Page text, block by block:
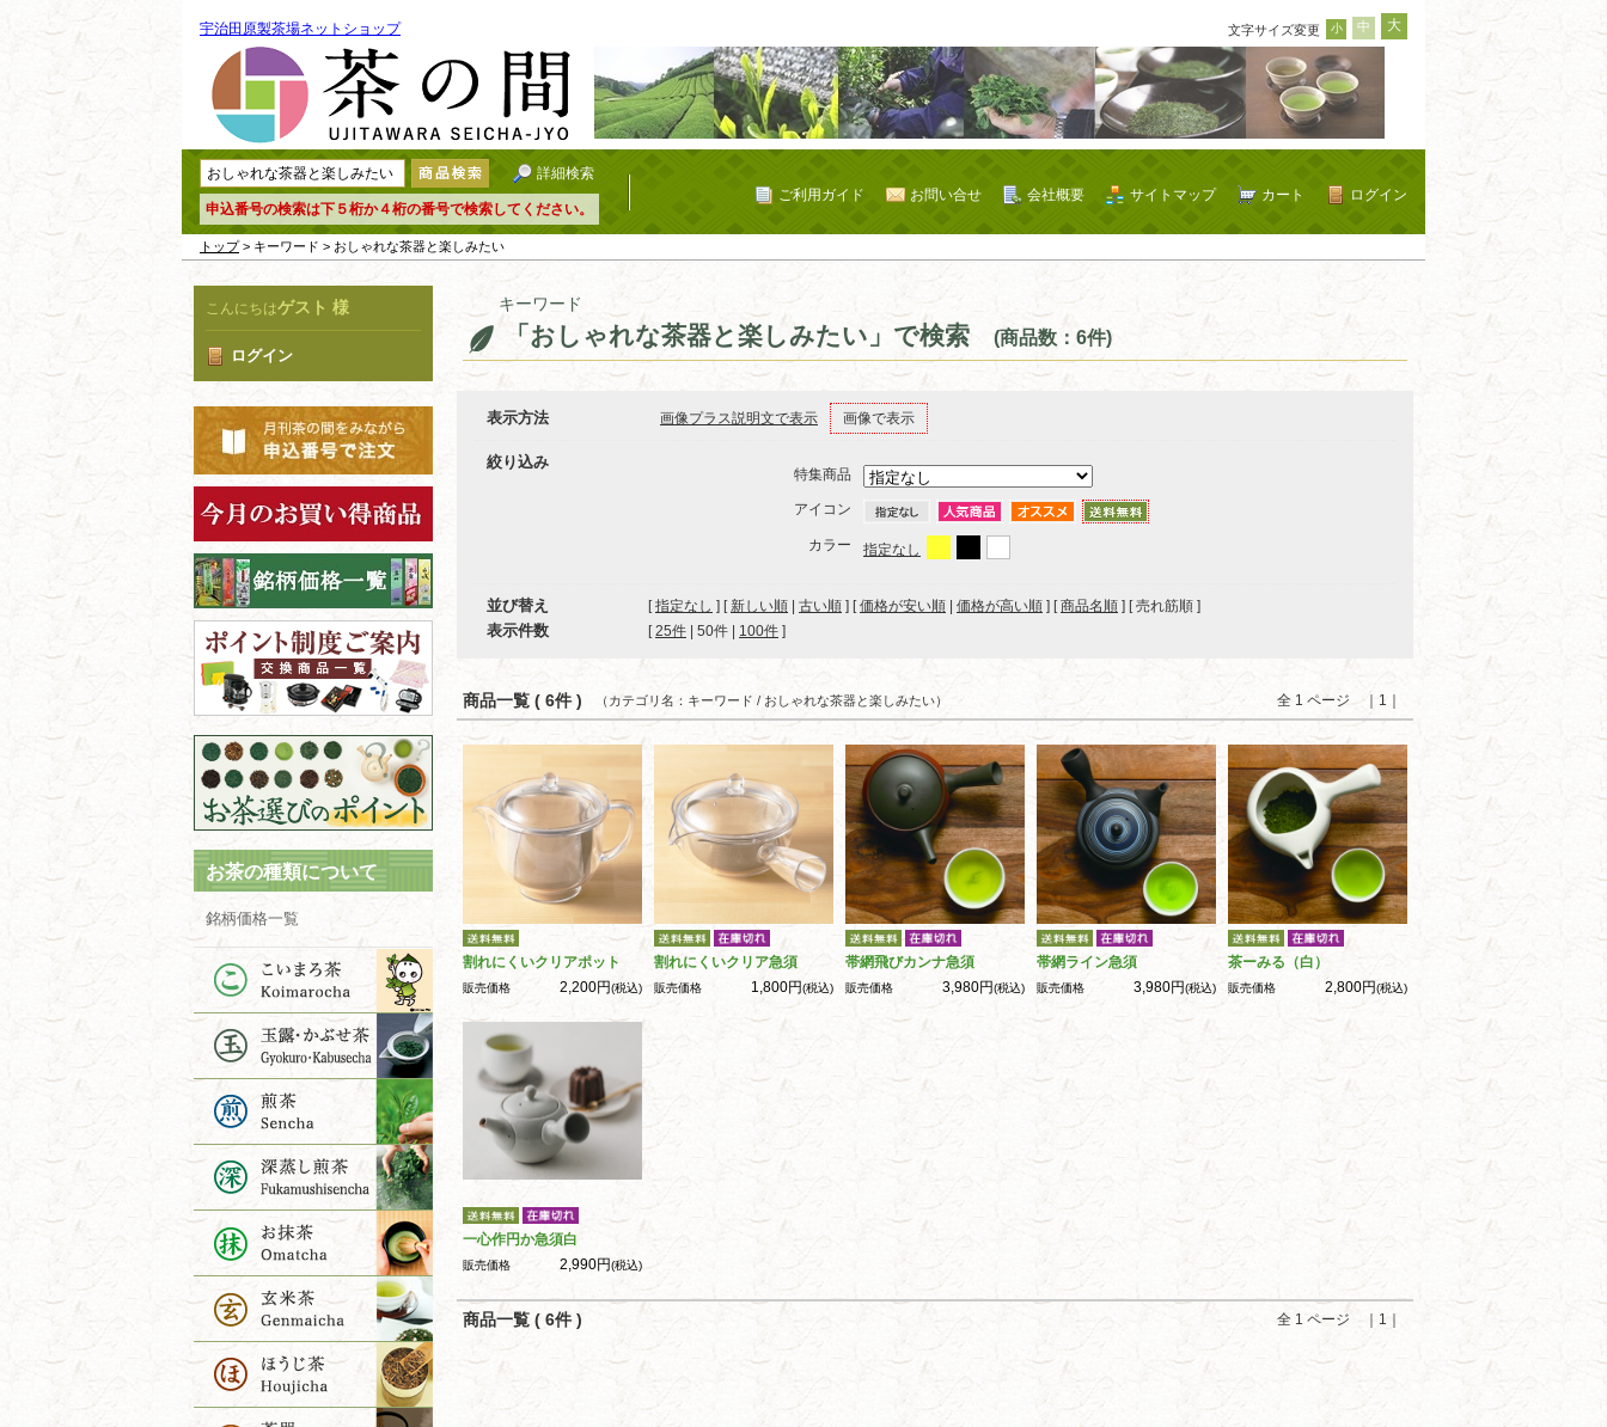
宇治田原製茶場ネットショップ 文字サイズ変更 小 中 大
詳細検索
申込番号の検索は下５桁か４桁の番号で検索してください。
ログイン
カート
サイトマップ
会社概要
お問い合せ
ご利用ガイド
トップ> キーワード > おしゃれな茶器と楽しみたい
こんにちはゲスト 様
ログイン
お茶の種類について
銘柄価格一覧
キーワード
「おしゃれな茶器と楽しみたい」で検索 (商品数：6件)
表示方法 画像プラス説明文で表示 画像で表示
絞り込み
特集商品
アイコン
カラー 指定なし
並び替え [指定なし ] [ 新しい順 古い順 ] [価格が安い順 価格が高い順 ] [商品名順 ] [ 売れ筋順 ]
表示件数 [ 25件 50件 100件 ]
商品一覧 ( 6件 ) 全 1 ページ ｜1｜
（カテゴリ名：キーワード / おしゃれな茶器と楽しみたい）
割れにくいクリアポット
販売価格 2,200円(税込)
割れにくいクリア急須
販売価格 1,800円(税込)
帯網飛びカンナ急須
販売価格 3,980円(税込)
帯網ライン急須
販売価格 3,980円(税込)
茶ーみる（白）
販売価格 2,800円(税込)
一心作円か急須白
販売価格 2,990円(税込)
商品一覧 ( 6件 ) 全 1 ページ ｜1｜